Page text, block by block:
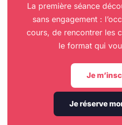
La première séance
sans engagement :
cours, de rencontrer les
le format qui
Je
Je réserve